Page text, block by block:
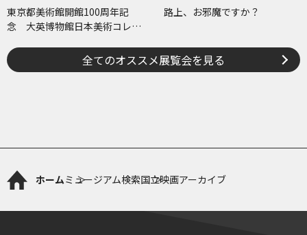
東京都美術館開館100周年記
念 大英博物館日本美術コレク
江戸絵画
路上、お邪魔ですか？
全てのオススメ展覧会を見る
ホームミュージアム検索国立映画アーカイブ